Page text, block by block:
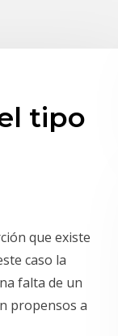
tipo
que existe
caso la
falta de un
propensos a